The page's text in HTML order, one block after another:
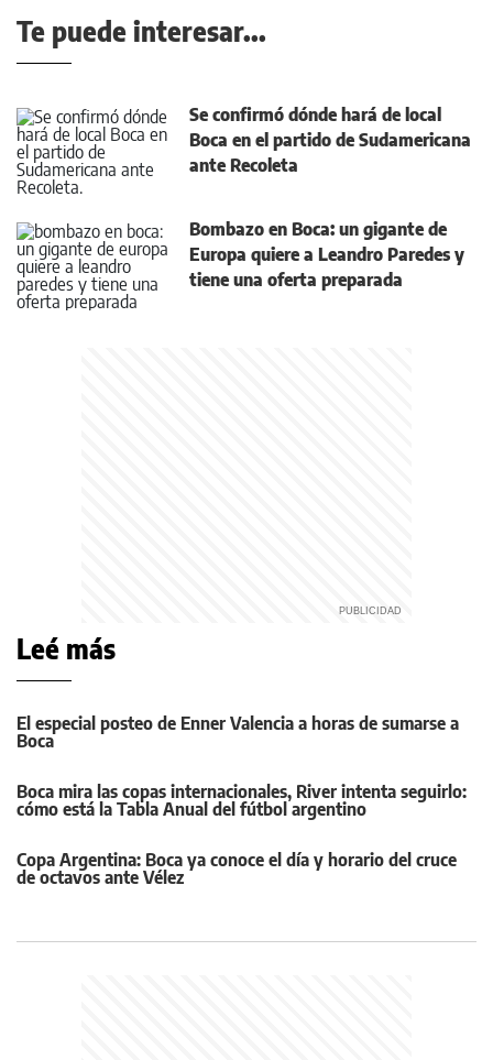
Te puede interesar...
Se confirmó dónde hará de local
Boca en el partido de Sudamericana
ante Recoleta
Bombazo en Boca: un gigante de
Europa quiere a Leandro Paredes y
tiene una oferta preparada
Leé más
El especial posteo de Enner Valencia a horas de sumarse a
Boca
Boca mira las copas internacionales, River intenta seguirlo:
cómo está la Tabla Anual del fútbol argentino
Copa Argentina: Boca ya conoce el día y horario del cruce
de octavos ante Vélez